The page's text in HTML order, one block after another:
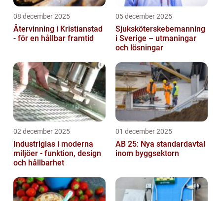
08 december 2025
Återvinning i Kristianstad
- för en hållbar framtid
05 december 2025
Sjuksköterskebemanning
i Sverige – utmaningar
och lösningar
02 december 2025
Industriglas i moderna
miljöer - funktion, design
och hållbarhet
01 december 2025
AB 25: Nya standardavtal
inom byggsektorn